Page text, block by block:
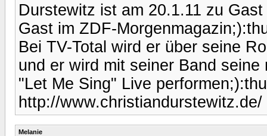
Durstewitz ist am 20.1.11 zu
Gast im ZDF-
Bei TV-Total wird er über seine
und er wird mit seiner Band seine
"Let Me Sing" Live
http://www.christiandurstewitz.de/
Melanie